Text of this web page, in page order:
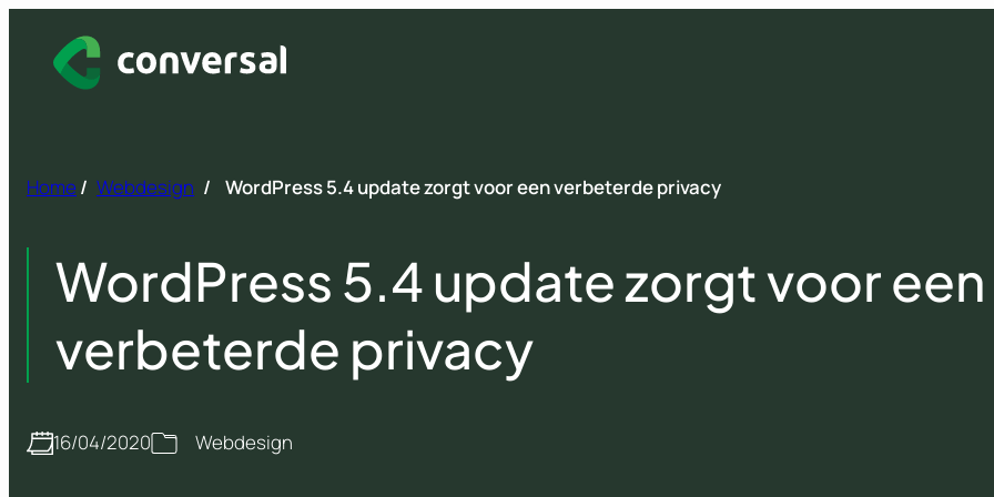
Home / Webdesign / WordPress 5.4 update zorgt voor een verbeterde privacy
WordPress 5.4 update zorgt voor een
verbeterde privacy
16/04/2020 Webdesign